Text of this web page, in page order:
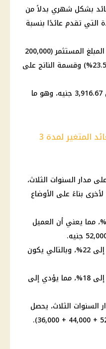
بشكل شهري بدلاً من
التي تقدم عائدًا بنسبة
، يتم ضرب المبلغ المستثمر (200,000
جنيه) في نسبة العائد السنوية (23.5%) وقسمة الناتج على
المحسوب سيكون 3,916.67 جنيه، وهو ما
4. الشهادة البلاتينية ذات العائد المتغير لمدة 3
مدار السنوات الثلاث،
بناءً على الأوضاع
في السنة الأولى، يبلغ العائد 26%، مما يعني أن العميل
في السنة الثانية، ينخفض العائد إلى 22%، وبالتالي يكون
في السنة الثالثة، ينخفض العائد إلى 18%، مما يؤدي إلى
السنوات الثلاث، يحصل